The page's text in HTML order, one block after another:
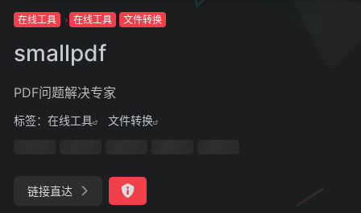
在线工具 在线工具 文件转换
smallpdf
PDF问题解决专家
标签： 在线工具 文件转换
链接直达